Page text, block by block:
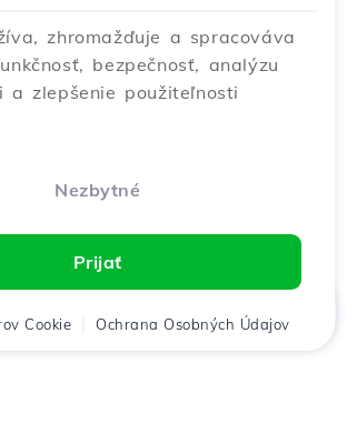
zhromažďuje a spracováva
bezpečnosť, analýzu
a zlepšenie použiteľnosti
Nezbytné
Prijať
Cookie Ochrana Osobných Údajov
Košík Chat Menu